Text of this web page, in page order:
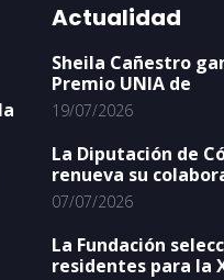
Actualidad
Sheila Cañestro
Premio UNIA de
19/07/2026
La Diputación de
renueva su
07/07/2026
La Fundación
residentes para la